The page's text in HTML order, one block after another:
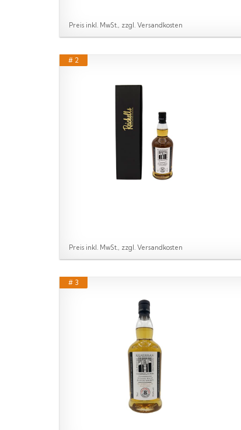
Preis inkl. MwSt., zzgl. Versandkosten
# 2
Preis inkl. MwSt., zzgl. Versandkosten
# 3